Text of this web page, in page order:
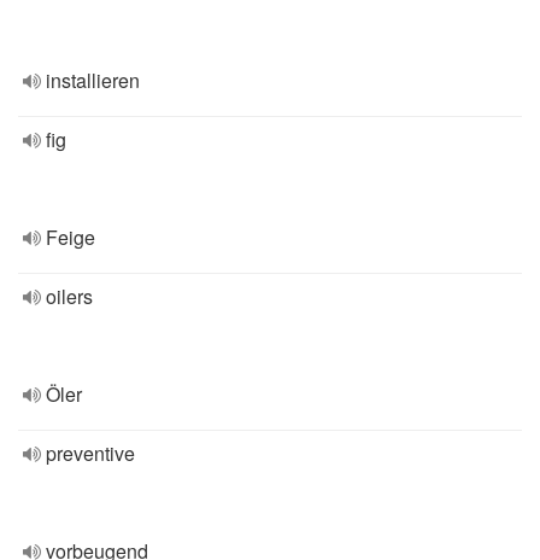
installieren
fig
Feige
oilers
Öler
preventive
vorbeugend